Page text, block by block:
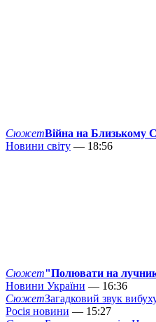
СюжетВійна на Близькому
Новини світу — 18:56
Сюжет"Полювати на
Новини України — 16:36
СюжетЗагадковий звук
Росія новини — 15:27